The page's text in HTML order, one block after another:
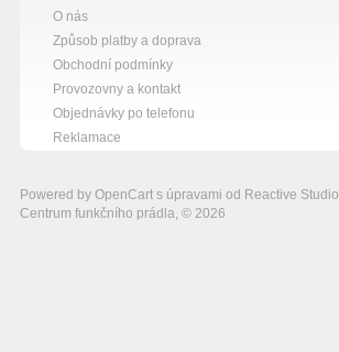
O nás
Způsob platby a doprava
Obchodní podmínky
Provozovny a kontakt
Objednávky po telefonu
Reklamace
Powered by OpenCart s úpravami od Reactive Studio
Centrum funkčního prádla, © 2026